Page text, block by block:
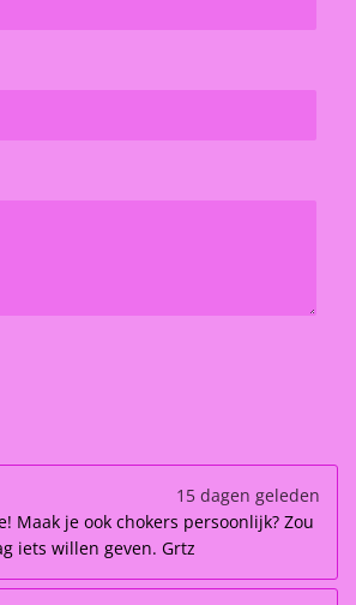
15 dagen geleden
Maak je ook chokers persoonlijk? Zou
iets willen geven. Grtz